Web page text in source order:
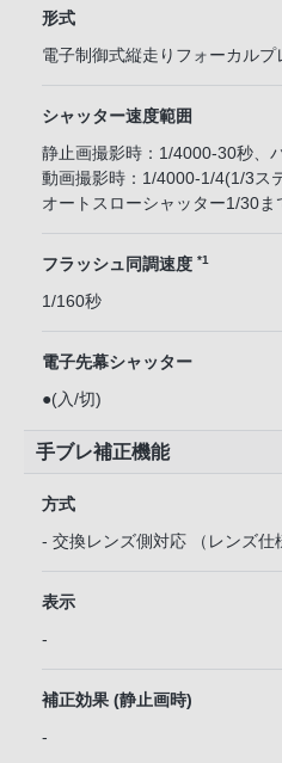
形式
電子制御式縦走りフォーカルプ
シャッター速度範囲
静止画撮影時：1/4000-30秒、
動画撮影時：1/4000-1/4(1/3ス
オートスローシャッター1/30ま
フラッシュ同調速度 *1
1/160秒
電子先幕シャッター
●(入/切)
手ブレ補正機能
方式
- 交換レンズ側対応 （レンズ仕
表示
-
補正効果 (静止画時)
-